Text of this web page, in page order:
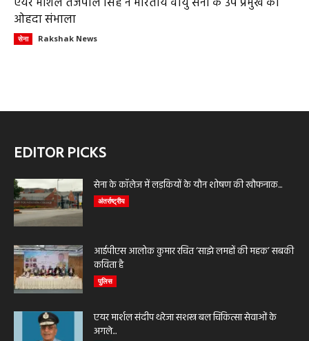
ओहदा संभाला
सेना Rakshak News
EDITOR PICKS
सेना के कॉलेज में लड़कियों के यौन शोषण की खौफनाक...
अंतर्राष्ट्रीय
आईपीएस आलोक कुमार रचित ‘साझे लमहों की महक’ सबकी
कविता है
पुलिस
एयर मार्शल संदीप थरेजा सशस्त्र बल चिकित्सा सेवाओं के
अगले...